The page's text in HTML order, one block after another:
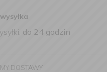
do 24 godzin
DOSTAWY